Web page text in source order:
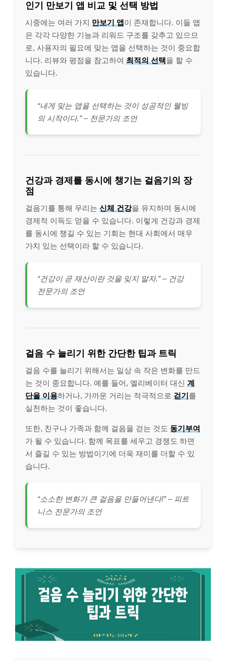
인기 만보기 앱 비교 및 선택 방법
시중에는 여러 가지 만보기 앱이 존재합니다. 이들 앱
은 각각 다양한 기능과 리워드 구조를 갖추고 있으므
로, 사용자의 필요에 맞는 앱을 선택하는 것이 중요합
니다. 리뷰와 평점을 참고하여 최적의 선택을 할 수
있습니다.
“내게 맞는 앱을 선택하는 것이 성공적인 웰빙
의 시작이다.” – 전문가의 조언
건강과 경제를 동시에 챙기는 걸음기의 장
점
걸음기를 통해 우리는 신체 건강을 유지하며 동시에
경제적 이득도 얻을 수 있습니다. 이렇게 건강과 경제
를 동시에 챙길 수 있는 기회는 현대 사회에서 매우
가치 있는 선택이라 할 수 있습니다.
“건강이 곧 재산이란 것을 잊지 말자.” – 건강
전문가의 조언
걸음 수 늘리기 위한 간단한 팁과 트릭
걸음 수를 늘리기 위해서는 일상 속 작은 변화를 만드
는 것이 중요합니다. 예를 들어, 엘리베이터 대신 계
단을 이용하거나, 가까운 거리는 적극적으로 걷기를
실천하는 것이 좋습니다.
또한, 친구나 가족과 함께 걸음을 걷는 것도 동기부여
가 될 수 있습니다. 함께 목표를 세우고 경쟁도 하면
서 즐길 수 있는 방법이기에 더욱 재미를 더할 수 있
습니다.
“소소한 변화가 큰 걸음을 만들어낸다!” – 피트
니스 전문가의 조언